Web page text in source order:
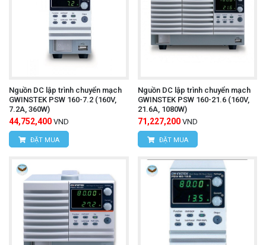
Nguồn DC lập trình chuyển mạch
GWINSTEK PSW 160-7.2 (160V,
7.2A, 360W)
44,752,400 VND
ĐẶT MUA
Nguồn DC lập trình chuyển mạch
GWINSTEK PSW 160-21.6 (160V,
21.6A, 1080W)
71,227,200 VND
ĐẶT MUA